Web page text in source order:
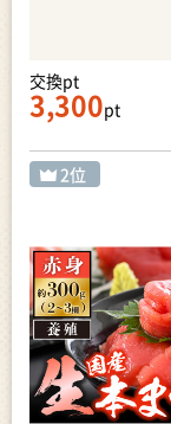
交換pt
3,300pt